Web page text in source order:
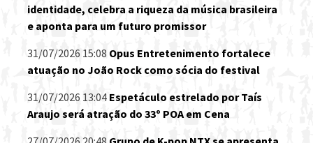
identidade, celebra a riqueza da música brasileira
e aponta para um futuro promissor
31/07/2026 15:08 Opus Entretenimento fortalece
atuação no João Rock como sócia do festival
31/07/2026 13:04 Espetáculo estrelado por Taís
Araujo será atração do 33º POA em Cena